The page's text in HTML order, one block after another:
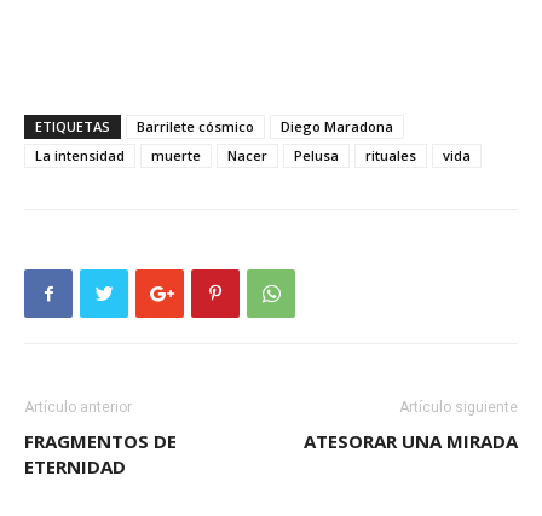
ETIQUETAS Barrilete cósmico
Diego Maradona
La intensidad
muerte Nacer Pelusa rituales vida
Artículo anterior
FRAGMENTOS DE
ETERNIDAD
Artículo siguiente
ATESORAR UNA MIRADA